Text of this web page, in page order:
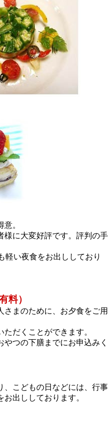
。
様に大変好評です。評判の手
軽い夜食をお出ししており
料）
さまのために、お夕食をご用
だくことができます。
つの下膳までにお申込みく
、こどもの日などには、行事
出ししております。